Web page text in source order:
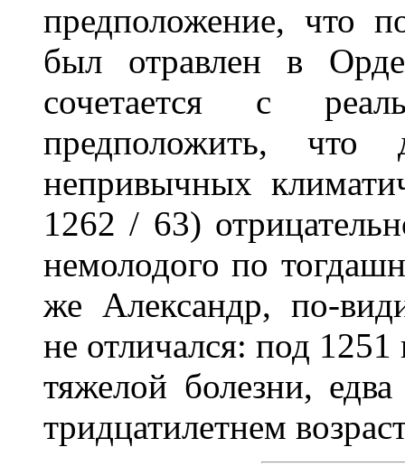
предположение, что
был отравлен в
сочетается с
предположить, что
непривычных
1262 / 63)
немолодого по
же Александр, по-
не отличался: под
тяжелой болезни,
тридцатилетнем